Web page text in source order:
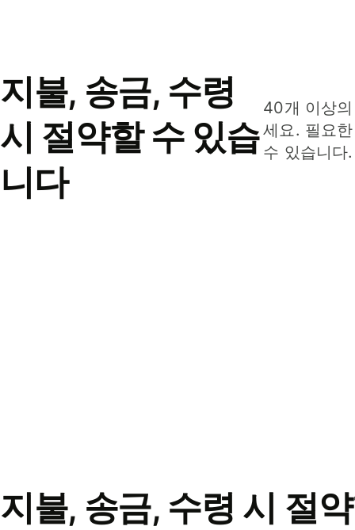
지불, 송금, 수령
시 절약할 수 있습
니다
40개 이상
세요. 필요
수 있습니다.
지불, 송금, 수령 시 절